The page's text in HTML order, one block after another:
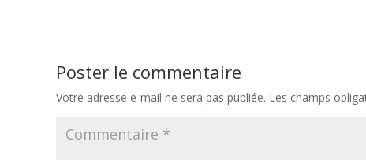
Poster le commentaire
Votre adresse e-mail ne sera pas publiée. Les champs